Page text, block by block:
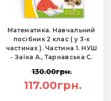
Математика. Навчальний
посібник 2 клас ( у 3-х
частинах ). Частина 1. НУШ
- Заїка А., Тарнавська С.
130.00грн.
117.00грн.